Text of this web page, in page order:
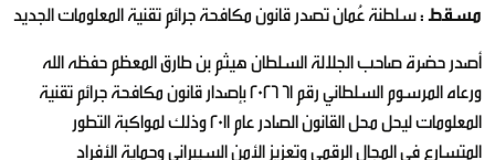
مسقط :سلطنة عُمان تصدر قانون مكافحة جرائم تقنية المعلومات الجديد
أصدر حضرة صاحب الجلالة السلطان هيثم بن طارق المعظم حفظه الله
ورعاه المرسوم السلطاني رقم 61 2026 بإصدار قانون مكافحة جرائم تقنية
المعلومات ليحل محل القانون الصادر عام 2011 وذلك لمواكبة التطور
المتسارع في المجال الرقمي وتعزيز الأمن السيبراني وحماية الأفراد